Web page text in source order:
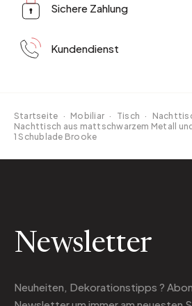
Sichere Zahlung
Kundendienst
Startseite · Mobiliar · Tisch ·
Nachttisch aus mattschwarzem Metall
1 Schublade Brooke
Newsletter
Neuheiten, Dekorationstipps ?